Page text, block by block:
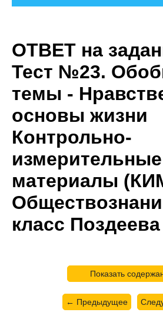
ОТВЕТ на
Тест №23.
темы -
основы жизни
Контрольно-
измерительные
материалы
класс Поздеева
Показать
← Предыдущее